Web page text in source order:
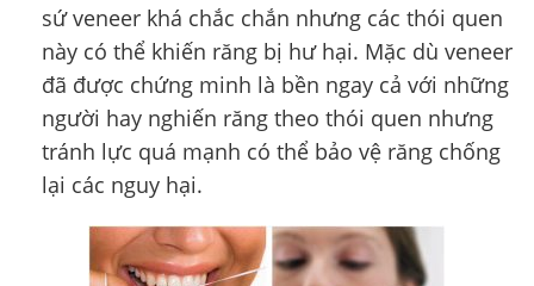
sứ veneer khá chắc chắn nhưng các thói quen
này có thể khiến răng bị hư hại. Mặc dù veneer
đã được chứng minh là bền ngay cả với những
người hay nghiến răng theo thói quen nhưng
tránh lực quá mạnh có thể bảo vệ răng chống
lại các nguy hại.